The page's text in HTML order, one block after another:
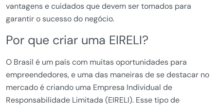
vantagens e cuidados que devem ser tomados para
garantir o sucesso do negócio.
Por que criar uma EIRELI?
O Brasil é um país com muitas oportunidades para
empreendedores, e uma das maneiras de se destacar no
mercado é criando uma Empresa Individual de
Responsabilidade Limitada (EIRELI). Esse tipo de